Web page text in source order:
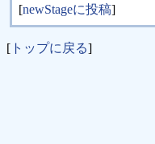
[newStageに投稿]
[ トップに戻る]